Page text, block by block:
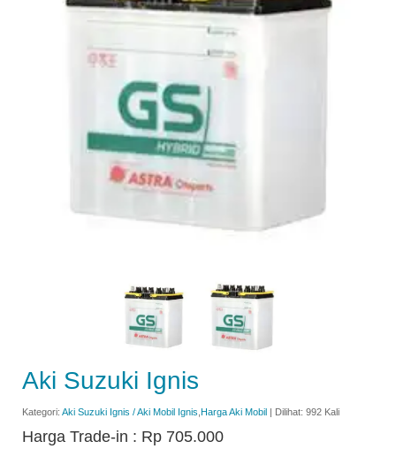
Aki Suzuki Ignis
Kategori: Aki Suzuki Ignis / Aki Mobil Ignis Harga Aki Mobil | Dilihat: 992 Kali
Harga Trade-in : Rp 705.000